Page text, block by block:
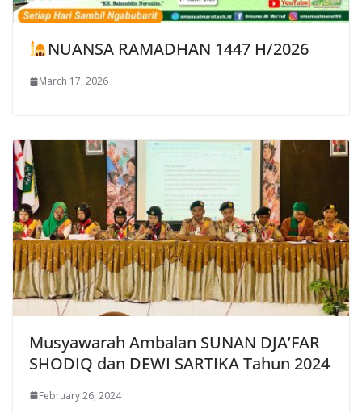
NUANSA RAMADHAN 1447 H/2026
March 17, 2026
Musyawarah Ambalan SUNAN DJA’FAR
SHODIQ dan DEWI SARTIKA Tahun 2024
February 26, 2024